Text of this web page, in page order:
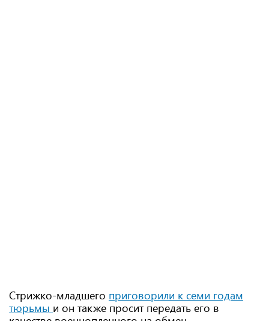
Стрижко-младшего приговорили к семи годам
тюрьмы и он также просит передать его в